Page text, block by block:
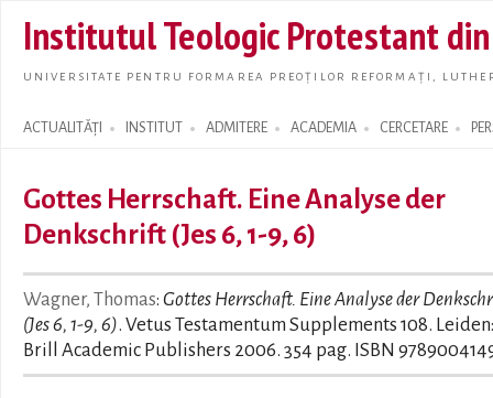
main
Institutul Teologic Protestant
UNIVERSITATE PENTRU FORMAREA PREOȚILOR REFORMAȚI,
ACTUALITĂȚI INSTITUT ADMITERE ACADEMIA CERCETARE
Search form
Gottes Herrschaft. Eine Analyse der
Denkschrift (Jes 6, 1-9, 6)
Wagner, Thomas: Gottes Herrschaft. Eine Analyse der
(Jes 6, 1-9, 6). Vetus Testamentum Supplements 108. Leiden:
Brill Academic Publishers 2006. 354 pag. ISBN